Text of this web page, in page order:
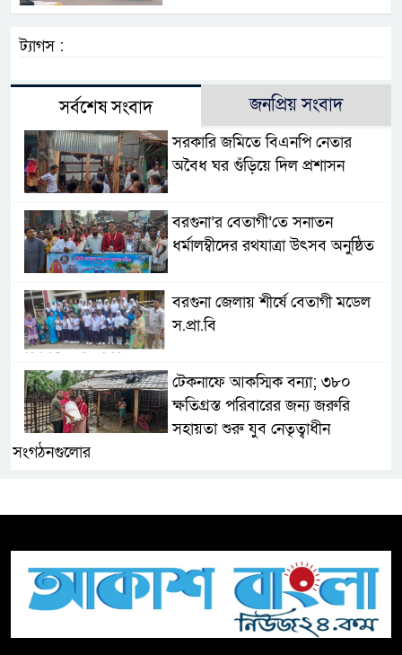
ট্যাগস :
সর্বশেষ সংবাদ জনপ্রিয় সংবাদ
সরকারি জমিতে বিএনপি নেতার
অবৈধ ঘর গুঁড়িয়ে দিল প্রশাসন
বরগুনা’র বেতাগী’তে সনাতন
ধর্মালম্বীদের রথযাত্রা উৎসব অনুষ্ঠিত
বরগুনা জেলায় শীর্ষে বেতাগী মডেল
স.প্রা.বি
টেকনাফে আকস্মিক বন্যা; ৩৮০
ক্ষতিগ্রস্ত পরিবারের জন্য জরুরি
সহায়তা শুরু যুব নেতৃত্বাধীন
সংগঠনগুলোর
টিকটকে অশালীন কনটেন্ট ও অনলাইন
হয়রানির অভিযোগে ব্রাহ্মণবাড়িয়ায়